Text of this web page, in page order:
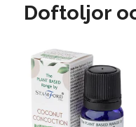
Doftoljor